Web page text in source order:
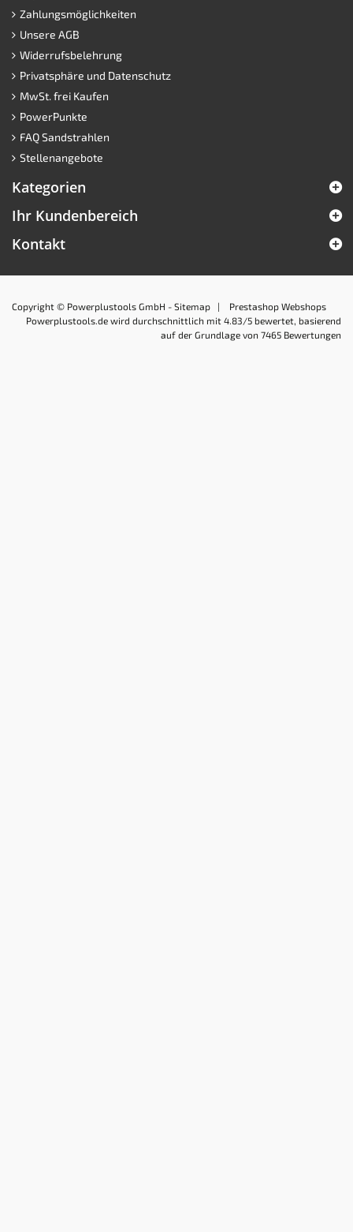
Zahlungsmöglichkeiten
Unsere AGB
Widerrufsbelehrung
Privatsphäre und Datenschutz
MwSt. frei Kaufen
PowerPunkte
FAQ Sandstrahlen
Stellenangebote
Kategorien
Ihr Kundenbereich
Kontakt
Copyright © Powerplustools GmbH - Sitemap | Prestashop Webshops
Powerplustools.de wird durchschnittlich mit 4.83/5 bewertet, basierend
auf der Grundlage von 7465 Bewertungen